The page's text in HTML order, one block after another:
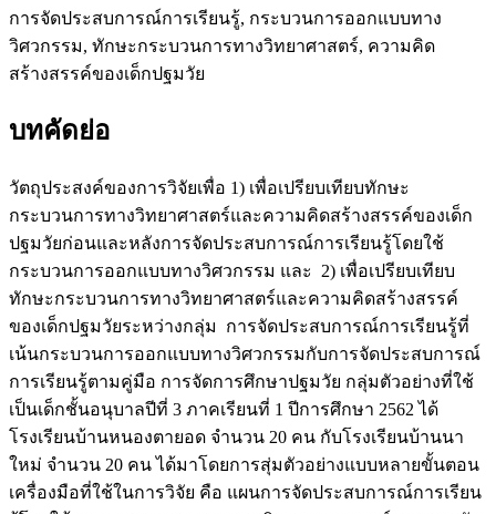
การจัดประสบการณ์การเรียนรู้, กระบวนการออกแบบทาง
วิศวกรรม, ทักษะกระบวนการทางวิทยาศาสตร์, ความคิด
สร้างสรรค์ของเด็กปฐมวัย
บทคัดย่อ
วัตถุประสงค์ของการวิจัยเพื่อ 1) เพื่อเปรียบเทียบทักษะ
กระบวนการทางวิทยาศาสตร์และความคิดสร้างสรรค์ของเด็ก
ปฐมวัยก่อนและหลังการจัดประสบการณ์การเรียนรู้โดยใช้
กระบวนการออกแบบทางวิศวกรรม และ 2) เพื่อเปรียบเทียบ
ทักษะกระบวนการทางวิทยาศาสตร์และความคิดสร้างสรรค์
ของเด็กปฐมวัยระหว่างกลุ่ม การจัดประสบการณ์การเรียนรู้ที่
เน้นกระบวนการออกแบบทางวิศวกรรมกับการจัดประสบการณ์
การเรียนรู้ตามคู่มือ การจัดการศึกษาปฐมวัย กลุ่มตัวอย่างที่ใช้
เป็นเด็กชั้นอนุบาลปีที่ 3 ภาคเรียนที่ 1 ปีการศึกษา 2562 ได้
โรงเรียนบ้านหนองตายอด จำนวน 20 คน กับโรงเรียนบ้านนา
ใหม่ จำนวน 20 คน ได้มาโดยการสุ่มตัวอย่างแบบหลายขั้นตอน
เครื่องมือที่ใช้ในการวิจัย คือ แผนการจัดประสบการณ์การเรียน